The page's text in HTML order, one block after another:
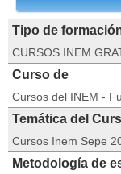
Tipo de
CURSOS INEM
Curso de
Cursos del INEM -
Temática del
Cursos Inem Sepe
Metodología de